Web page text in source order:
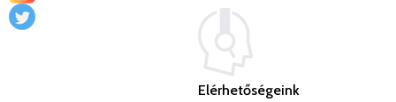
Elérhetőségeink